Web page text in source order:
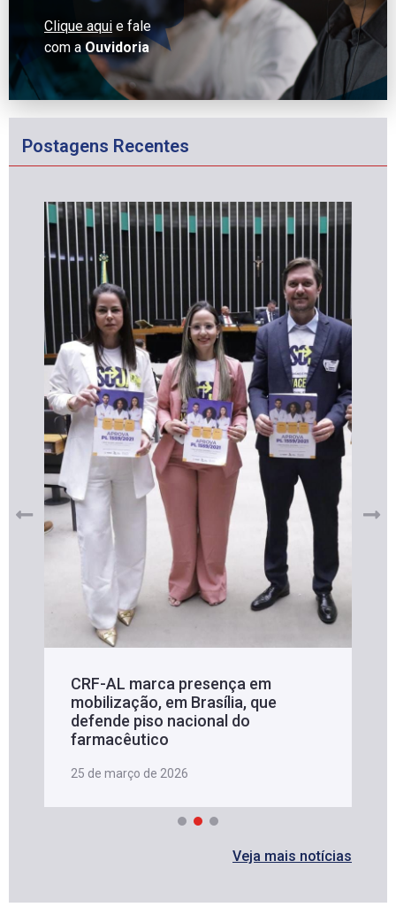
Clique aqui e fale
com a Ouvidoria
Postagens Recentes
CRF-AL marca presença em
mobilização, em Brasília, que
defende piso nacional do
farmacêutico
25 de março de 2026
Veja mais notícias